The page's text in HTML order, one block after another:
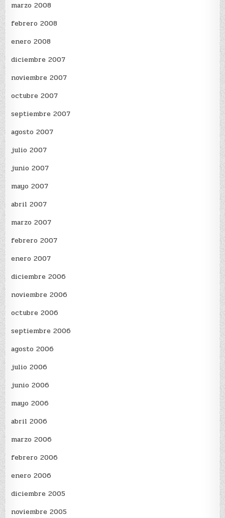
marzo 2008
febrero 2008
enero 2008
diciembre 2007
noviembre 2007
octubre 2007
septiembre 2007
agosto 2007
julio 2007
junio 2007
mayo 2007
abril 2007
marzo 2007
febrero 2007
enero 2007
diciembre 2006
noviembre 2006
octubre 2006
septiembre 2006
agosto 2006
julio 2006
junio 2006
mayo 2006
abril 2006
marzo 2006
febrero 2006
enero 2006
diciembre 2005
noviembre 2005